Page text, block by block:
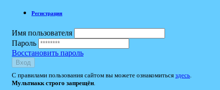
Регистрация
Имя пользователя
Пароль
Восстановить пароль
Вход
С правилами пользования сайтом вы можете ознакомиться здесь
Мультиакк строго запрещён